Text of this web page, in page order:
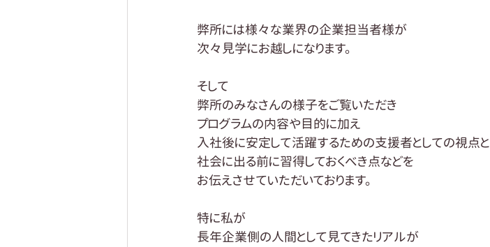
弊所には様々な業界の企業担当者様が
次々見学にお越しになります。
そして
弊所のみなさんの様子をご覧いただき
プログラムの内容や目的に加え
入社後に安定して活躍するための支援者としての視点と
社会に出る前に習得しておくべき点などを
お伝えさせていただいております。
特に私が
長年企業側の人間として見てきたリアルが